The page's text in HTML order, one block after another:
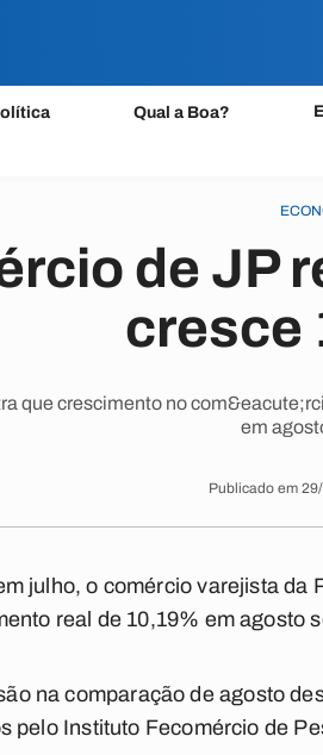
Qual a Boa?
de JP
cresce
que crescimento no
em
Publicado em
julho, o comércio varejista
real de 10,19% em agosto
na comparação de agosto
pelo Instituto Fecomércio de